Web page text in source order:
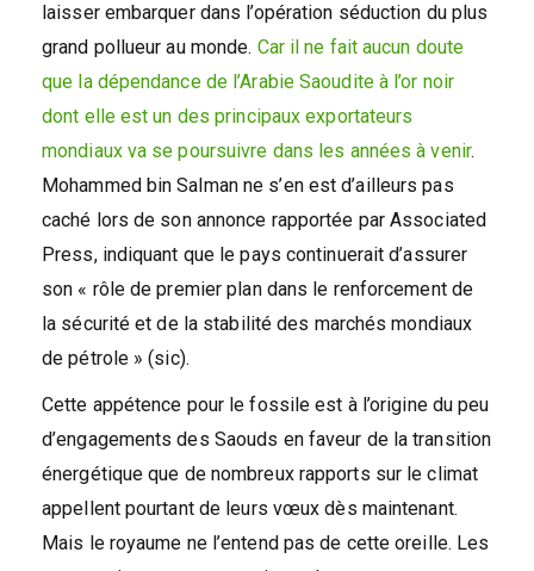
laisser embarquer dans l’opération séduction du plus
grand pollueur au monde. Car il ne fait aucun doute
que la dépendance de l’Arabie Saoudite à l’or noir
dont elle est un des principaux exportateurs
mondiaux va se poursuivre dans les années à venir.
Mohammed bin Salman ne s’en est d’ailleurs pas
caché lors de son annonce rapportée par Associated
Press, indiquant que le pays continuerait d’assurer
son « rôle de premier plan dans le renforcement de
la sécurité et de la stabilité des marchés mondiaux
de pétrole » (sic).
Cette appétence pour le fossile est à l’origine du peu
d’engagements des Saouds en faveur de la transition
énergétique que de nombreux rapports sur le climat
appellent pourtant de leurs vœux dès maintenant.
Mais le royaume ne l’entend pas de cette oreille. Les